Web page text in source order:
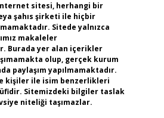
sitesi, herhangi bir
şahıs şirketi ile hiçbir
Sitede yalnızca
makaleler
Burada yer alan içerikler
olup, gerçek kurum
paylaşım yapılmamaktadır.
kişiler ile isim benzerlikleri
Sitemizdeki bilgiler taslak
niteliği taşımazlar.